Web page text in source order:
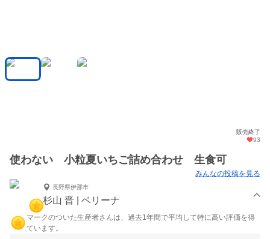
販売終了
93
使わない 小粒夏いちご詰め合わせ 生食可
みんなの投稿を見る
長野県伊那市
杉山 晋 | ベリーナ
マークのついた生産者さんは、過去1年間で平均して特に高い評価を得
ています。